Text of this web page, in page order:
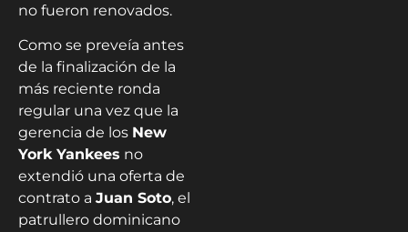
no fueron renovados.
Como se preveía antes
de la finalización de la
más reciente ronda
regular una vez que la
gerencia de los New
York Yankees no
extendió una oferta de
contrato a Juan Soto, el
patrullero dominicano